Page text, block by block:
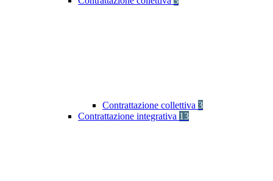
Contrattazione collettiva 3
Contrattazione integrativa 13